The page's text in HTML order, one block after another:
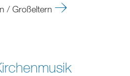
/ Großeltern